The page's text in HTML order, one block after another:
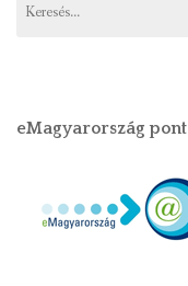
eMagyarország pont